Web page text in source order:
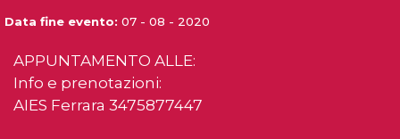
Data fine evento: 07 - 08 - 2020
APPUNTAMENTO ALLE:
Info e prenotazioni:
AIES Ferrara 3475877447